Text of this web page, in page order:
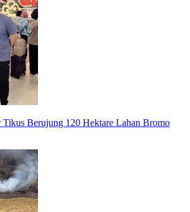
Berujung 120 Hektare Lahan Bromo